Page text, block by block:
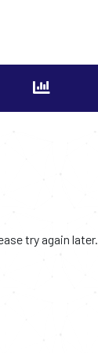
try again later.